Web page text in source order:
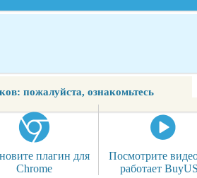
пожалуйста, ознакомьтесь
плагин для
Chrome
Посмотрите
работает